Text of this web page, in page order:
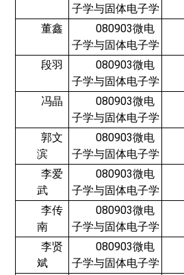
子学与固体电子学
董鑫
080903微电
子学与固体电子学
段羽
080903微电
子学与固体电子学
冯晶
080903微电
子学与固体电子学
郭文
滨
080903微电
子学与固体电子学
李爱
武
080903微电
子学与固体电子学
李传
南
080903微电
子学与固体电子学
李贤
斌
080903微电
子学与固体电子学